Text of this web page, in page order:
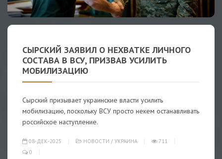
СЫРСКИЙ ЗАЯВИЛ О НЕХВАТКЕ ЛИЧНОГО
СОСТАВА В ВСУ, ПРИЗВАВ УСИЛИТЬ
МОБИЛИЗАЦИЮ
Сырский призывает украинские власти усилить
мобилизацию, поскольку ВСУ просто некем останавливать
российское наступление.
08-ДЕК-2025 НОВОСТИ / УКРАИНА
711
0